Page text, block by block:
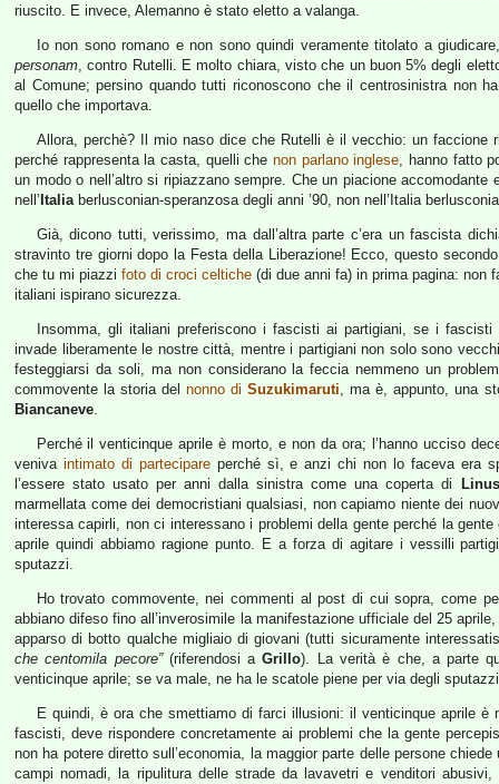
riuscito. E invece, Alemanno è stato eletto a valanga.
Io non sono romano e non sono quindi veramente titolato a
personam, contro Rutelli. E molto chiara, visto che un buon 5% degli
al Comune; persino quando tutti riconoscono che il centrosinistra non
quello che importava.
Allora, perchè? Il mio naso dice che Rutelli è il vecchio: un faccione
perché rappresenta la casta, quelli che non parlano inglese, hanno fatto
un modo o nell’altro si ripiazzano sempre. Che un piacione
nell’ Italiaberlusconian-speranzosa degli anni ’90, non nell’Italia
Già, dicono tutti, verissimo, ma dall’altra parte c’era un fascista
stravinto tre giorni dopo la Festa della Liberazione! Ecco, questo
che tu mi piazzi foto di croci celtiche (di due anni fa) in prima pagina: non
italiani ispirano sicurezza.
Insomma, gli italiani preferiscono i fascisti ai partigiani, se i
invade liberamente le nostre città, mentre i partigiani non solo sono
festeggiarsi da soli, ma non considerano la feccia nemmeno un
commovente la storia delnonno diSuzukimaruti, ma è, appunto, una
Biancaneve.
Perché il venticinque aprile è morto, e non da ora; l’hanno ucciso
veniva intimato di partecipareperché sì, e anzi chi non lo faceva era
l’essere stato usato per anni dalla sinistra come una coperta di
Linus
marmellata come dei democristiani qualsiasi, non capiamo niente dei
interessa capirli, non ci interessano i problemi della gente perché la
aprile quindi abbiamo ragione punto. E a forza di agitare i vessilli
sputazzi.
Ho trovato commovente, nei commenti al post di cui sopra, come
abbiano difeso fino all’inverosimile la manifestazione ufficiale del 25
apparso di botto qualche migliaio di giovani (tutti sicuramente
che centomila pecore”(riferendosi aGrillo). La verità è che, a parte
venticinque aprile; se va male, ne ha le scatole piene per via degli
E quindi, è ora che smettiamo di farci illusioni: il venticinque aprile
fascisti, deve rispondere concretamente ai problemi che la gente
non ha potere diretto sull’economia, la maggior parte delle persone
campi nomadi, la ripulitura delle strade da lavavetri e venditori